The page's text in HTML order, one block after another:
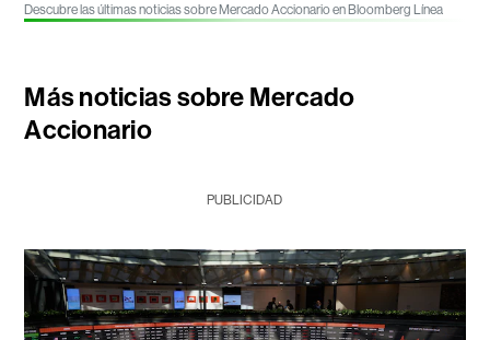
Descubre las últimas noticias sobre Mercado Accionario en Bloomberg Línea
Más noticias sobre Mercado
Accionario
PUBLICIDAD